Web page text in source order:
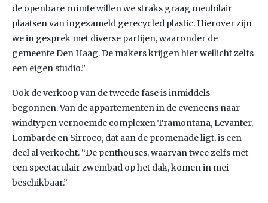
de openbare ruimte willen we straks graag meubilair
plaatsen van ingezameld gerecycled plastic. Hierover zijn
we in gesprek met diverse partijen, waaronder de
gemeente Den Haag. De makers krijgen hier wellicht zelfs
een eigen studio.”
Ook de verkoop van de tweede fase is inmiddels
begonnen. Van de appartementen in de eveneens naar
windtypen vernoemde complexen Tramontana, Levanter,
Lombarde en Sirroco, dat aan de promenade ligt, is een
deel al verkocht. “De penthouses, waarvan twee zelfs met
een spectaculair zwembad op het dak, komen in mei
beschikbaar.”